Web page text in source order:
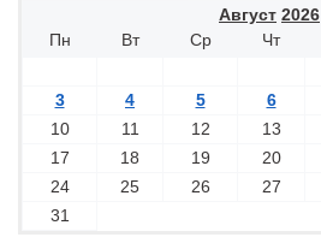
Август 2026
Пн
Вт Ср Чт
3
4 5 6
10
11 12 13
17
18 19 20
24
25 26 27
31